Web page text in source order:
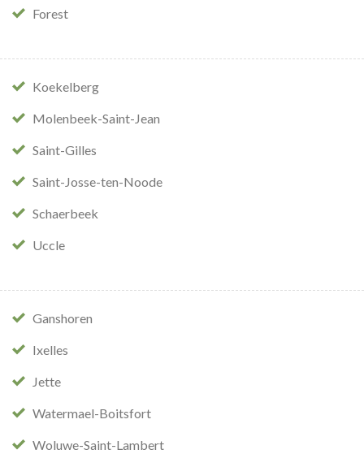
Forest
Koekelberg
Molenbeek-Saint-Jean
Saint-Gilles
Saint-Josse-ten-Noode
Schaerbeek
Uccle
Ganshoren
Ixelles
Jette
Watermael-Boitsfort
Woluwe-Saint-Lambert